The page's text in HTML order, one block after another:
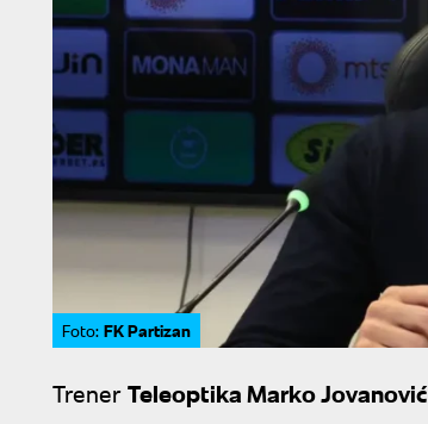
Foto: FK Partizan
TrenerTeleoptika Marko Jovanović